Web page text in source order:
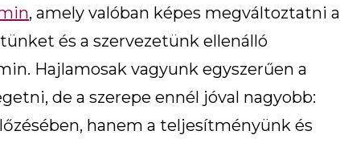
, amely valóban képes megváltoztatni a
és a szervezetünk ellenálló
Hajlamosak vagyunk egyszerűen a
de a szerepe ennél jóval nagyobb:
hanem a teljesítményünk és